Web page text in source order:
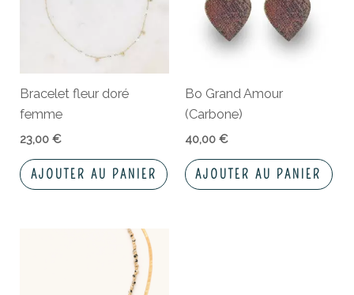
Bracelet fleur doré
femme
23,00€
AJOUTER AU PANIER
Bo Grand Amour
(Carbone)
40,00 €
AJOUTER AU PANIER